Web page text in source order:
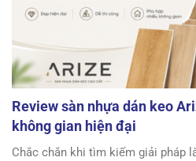
Review sàn nhựa dán keo
không gian hiện đại
Chắc chắn khi tìm kiếm giải pháp